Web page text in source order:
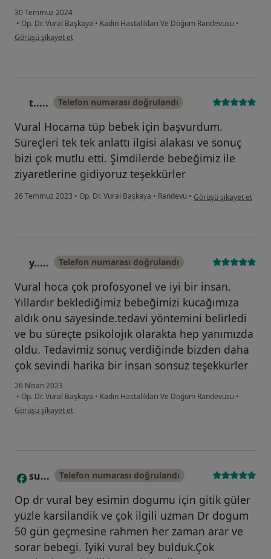
30 Temmuz 2024
• Op. Dr. Vural Başkaya • Kadın Hastalıkları Ve Doğum Randevusu •
kullanıcının görüşüne göre u.....
Görüşü şikayet et
t..... Telefon numarası doğrulandı
Vural Hocama tüp bebek için başvurdum.
Süreçleri tek tek anlattı ilgisi alakası ve sonuç
bizi çok mutlu etti. Şimdilerde bebeğimiz ile
ziyaretlerine gidiyoruz teşekkürler
26 Temmuz 2023 • Op. Dr. Vural Başkaya • Randevu • kullanıcının görüşüne
Görüşü şikayet et
y..... Telefon numarası doğrulandı
Vural hoca çok profosyonel ve iyi bir insan.
Yıllardır beklediğimiz bebeğimizi kucağımıza
aldık onu sayesinde.tedavi yöntemini belirledi
ve bu süreçte psikolojık olarakta hep yanımızda
oldu. Tedavimiz sonuç verdiğinde bizden daha
çok sevindi harika bir insan sonsuz teşekkürler
26 Nisan 2023
• Op. Dr. Vural Başkaya • Kadın Hastalıkları Ve Doğum Randevusu •
kullanıcının görüşüne göre y.....
Görüşü şikayet et
S su... Telefon numarası doğrulandı
Op dr vural bey esimin dogumu için gitik güler
yüzle karsilandik ve çok ilgili uzman Dr dogum
50 gün geçmesine rahmen her zaman arar ve
sorar bebegi. Iyiki vural bey bulduk.Çok